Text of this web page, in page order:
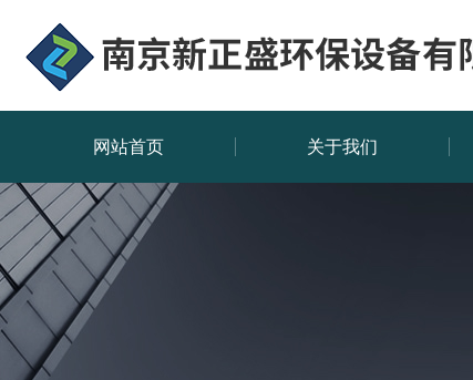
网站首页 关于我们